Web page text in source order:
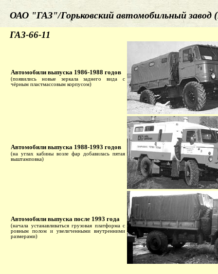
ОАО "ГАЗ"/Горьковский автомобильный завод
ГАЗ-66-11
Автомобили выпуска 1986-1988 годов
(появились новые зеркала заднего вида с
чёрным пластмассовым корпусом)
Автомобили выпуска 1988-1993 годов
(на углах кабины возле фар добавилась пятая
выштамповка)
Автомобили выпуска после 1993 года
(начала устанавливаться грузовая платформа с
ровным полом и увеличенными внутренними
размерами)